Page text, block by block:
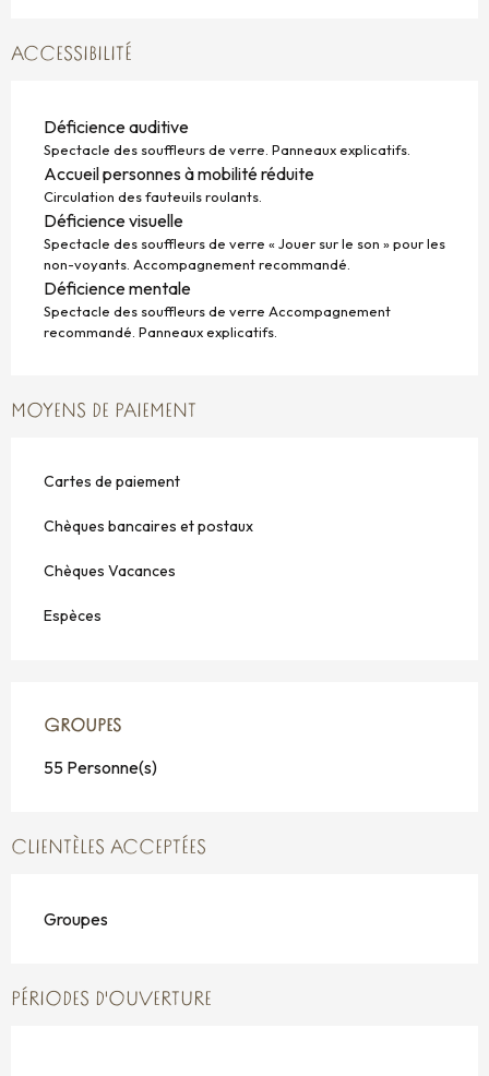
ACCESSIBILITÉ
Déficience auditive
Spectacle des souffleurs de verre. Panneaux explicatifs.
Accueil personnes à mobilité réduite
Circulation des fauteuils roulants.
Déficience visuelle
Spectacle des souffleurs de verre « Jouer sur le son » pour les
non-voyants. Accompagnement recommandé.
Déficience mentale
Spectacle des souffleurs de verre Accompagnement
recommandé. Panneaux explicatifs.
MOYENS DE PAIEMENT
Cartes de paiement
Chèques bancaires et postaux
Chèques Vacances
Espèces
GROUPES
GROUPES
55 Personne(s)
CLIENTÈLES ACCEPTÉES
Groupes
PÉRIODES D'OUVERTURE